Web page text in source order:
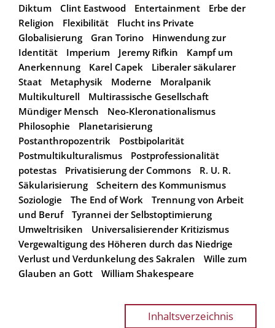
Diktum
Clint Eastwood Entertainment
Erbe der
Religion
Flexibilität
Flucht ins Private
Globalisierung
Gran Torino
Hinwendung zur
Identität
Imperium Jeremy Rifkin
Kampf um
Anerkennung
Karel Capek
Liberaler säkularer
Staat
Metaphysik Moderne
Moralpanik
Multikulturell
Multirassische Gesellschaft
Mündiger Mensch
Neo-Kleronationalismus
Philosophie
Planetarisierung
Postanthropozentrik
Postbipolarität
Postmultikulturalismus
Postprofessionalität
potestas
Privatisierung der Commons
R. U. R.
Säkularisierung
Scheitern des Kommunismus
Soziologie
The End of Work
Trennung von Arbeit
und Beruf
Tyrannei der Selbstoptimierung
Umweltrisiken
Universalisierender Kritizismus
Vergewaltigung des Höheren durch das Niedrige
Verlust und Verdunkelung des Sakralen
Wille zum
Glauben an Gott
William Shakespeare
Inhaltsverzeichnis